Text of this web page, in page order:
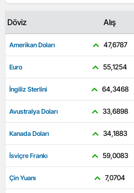
Döviz Alış
Amerikan Doları 47,6787
Euro 55,1254
İngiliz Sterlini 64,3468
Avustralya Doları 33,6898
Kanada Doları 34,1883
İsviçre Frankı 59,0083
Çin Yuanı 7,0704